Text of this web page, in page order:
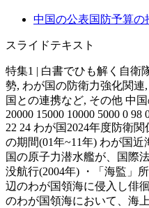
中国の公表国防予算の
スライドテキスト
特集1 | 白書でひも解く自衛
勢, わが国の防衛力強化関
国との連携など, その他 中
20000 15000 10000 5000 0 98
22 24 わが国2024年度防衛
の期間(01年~11年) わが国
国の原子力潜水艦が、国際
没航行(2004年) ・「海監」
辺のわが国領海に侵入し俳
のわが国領海において、海